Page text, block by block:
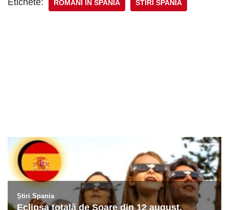
ROMÂNI ÎN SPANIA STIRI SPANIA